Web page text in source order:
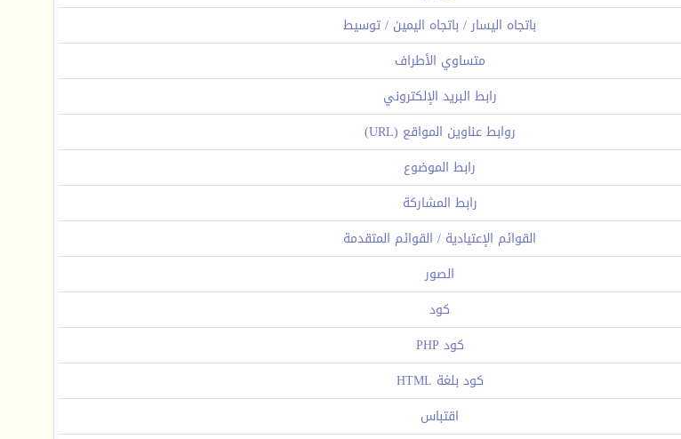
باتجاه اليسار / باتجاه اليمين / توسيط
متساوي الأطراف
رابط البريد الإلكتروني
روابط عناوين المواقع (URL)
رابط الموضوع
رابط المشاركة
القوائم الإعتيادية / القوائم المتقدمة
الصور
كود
كود PHP
كود بلغة HTML
اقتباس